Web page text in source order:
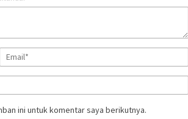
ini untuk komentar saya berikutnya.